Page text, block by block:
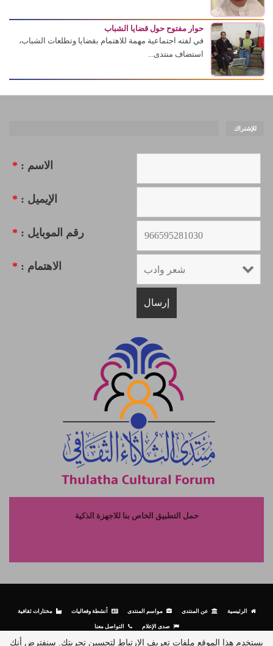
حوار مفتوح حول قضايا الشباب
في لفته اجتماعية مهمة للاهتمام بقضايا وتطلعات الشباب،
استضاف منتدى...
للإشتراك
الاسم : *
الإيميل : *
رقم الموبايل : *
الاهتمام : *
حمل التطبيق الخاص بنا للاجهزة الذكية
الرئيسية عن المنتدى مواسم المنتدى أنشطة وفعاليات مختارات ثقافية
صدى الإعلام التواصل معنا
يستخدم هذا الموقع ملفات تعريف الارتباط لتحسين تجربتك. سنفترض أنك